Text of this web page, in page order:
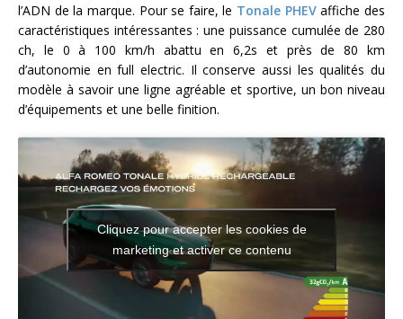
l’ADN de la marque. Pour se faire, le Tonale PHEVaffiche des
caractéristiques intéressantes : une puissance cumulée de 280
ch, le 0 à 100 km/h abattu en 6,2s et près de 80 km
d’autonomie en full electric. Il conserve aussi les qualités du
modèle à savoir une ligne agréable et sportive, un bon niveau
d’équipements et une belle finition.
Cliquez pour accepter les cookies de
marketing et activer ce contenu